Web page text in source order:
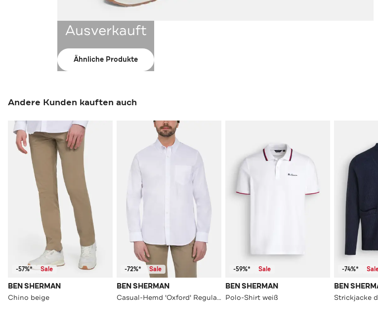
Ausverkauft
Ähnliche Produkte
Andere Kunden kauften auch
-57%* Sale
BEN SHERMAN
Chino beige
-72%* Sale
BEN SHERMAN
Casual-Hemd 'Oxford' Regular Fit
-59%* Sale
BEN SHERMAN
Polo-Shirt weiß
-74%*
BEN
Strickjacke